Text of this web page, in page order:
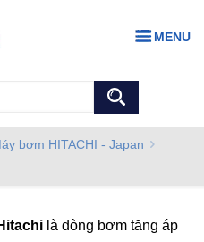
MENU
bơm HITACHI - Japan
là dòng bơm tăng áp